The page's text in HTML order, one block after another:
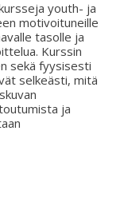
youth- ja
motivoituneille
tasolle ja
Kurssin
sekä fyysisesti
selkeästi, mitä
ja